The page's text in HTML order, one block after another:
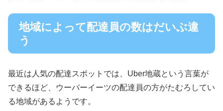
地域によって配達員の数はだいぶ違
う
最近は人気の配達スポットでは、Uber地蔵という言葉が
できるほど、ウーバーイーツの配達員の方がたむろしてい
る地域があるようです。